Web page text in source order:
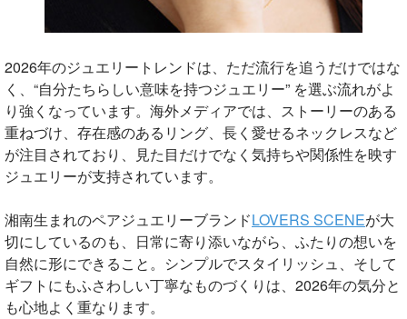
2026年のジュエリートレンドは、ただ流行を追うだけではな
く、“自分たちらしい意味を持つジュエリー” を選ぶ流れがよ
り強くなっています。海外メディアでは、ストーリーのある
重ねづけ、存在感のあるリング、長く愛せるネックレスなど
が注目されており、見た目だけでなく気持ちや関係性を映す
ジュエリーが支持されています。
湘南生まれのペアジュエリーブランドLOVERS SCENEが大
切にしているのも、日常に寄り添いながら、ふたりの想いを
自然に形にできること。シンプルでスタイリッシュ、そして
ギフトにもふさわしい丁寧なものづくりは、2026年の気分と
も心地よく重なります。